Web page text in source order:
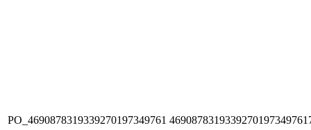
PO_4690878319339270197349761